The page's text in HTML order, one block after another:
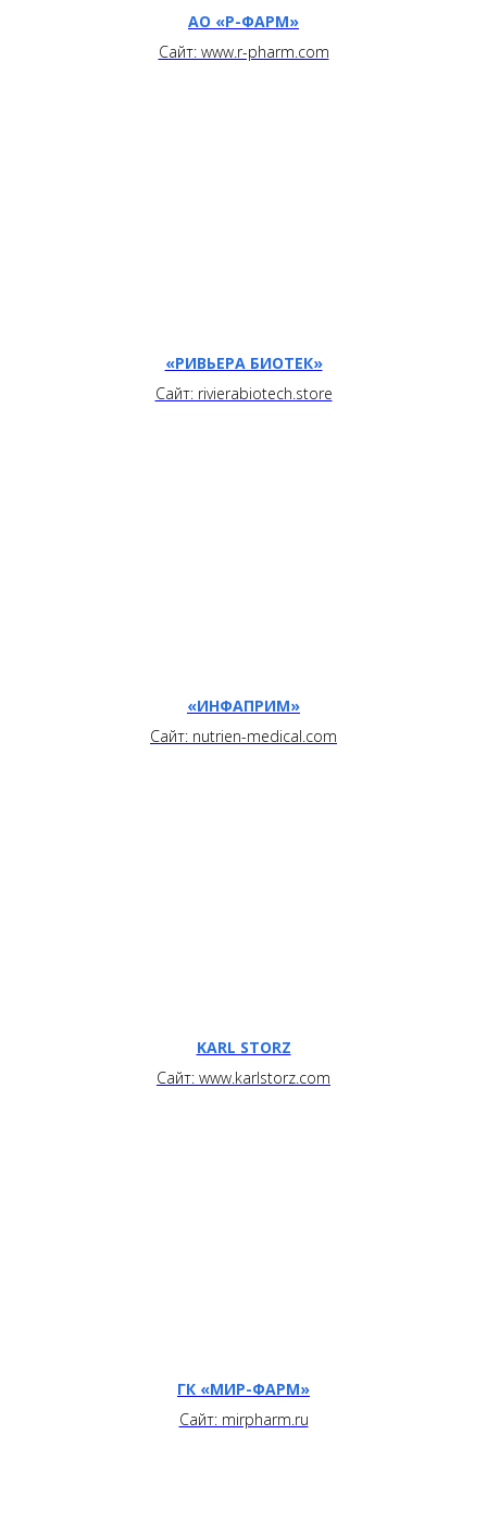
АО «Р-ФАРМ»
Сайт: www.r-pharm.com
«РИВЬЕРА БИОТЕК»
Сайт: rivierabiotech.store
«ИНФАПРИМ»
Сайт: nutrien-medical.com
KARL STORZ
Сайт: www.karlstorz.com
ГК «МИР-ФАРМ»
Сайт: mirpharm.ru